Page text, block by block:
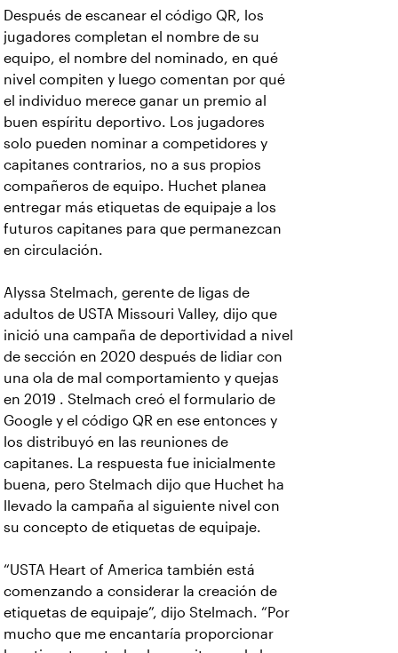
Después de escanear el código QR, los
jugadores completan el nombre de su
equipo, el nombre del nominado, en qué
nivel compiten y luego comentan por qué
el individuo merece ganar un premio al
buen espíritu deportivo. Los jugadores
solo pueden nominar a competidores y
capitanes contrarios, no a sus propios
compañeros de equipo. Huchet planea
entregar más etiquetas de equipaje a los
futuros capitanes para que permanezcan
en circulación.
Alyssa Stelmach, gerente de ligas de
adultos de USTA Missouri Valley, dijo que
inició una campaña de deportividad a nivel
de sección en 2020 después de lidiar con
una ola de mal comportamiento y quejas
en 2019 . Stelmach creó el formulario de
Google y el código QR en ese entonces y
los distribuyó en las reuniones de
capitanes. La respuesta fue inicialmente
buena, pero Stelmach dijo que Huchet ha
llevado la campaña al siguiente nivel con
su concepto de etiquetas de equipaje.
“USTA Heart of America también está
comenzando a considerar la creación de
etiquetas de equipaje”, dijo Stelmach. “Por
mucho que me encantaría proporcionar